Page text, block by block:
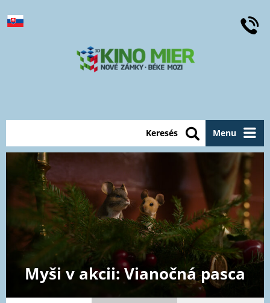
Menu
Keresés
Myši v akcii: Vianočná pasca